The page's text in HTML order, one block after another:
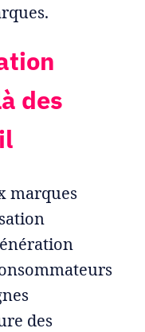
des
marques
des